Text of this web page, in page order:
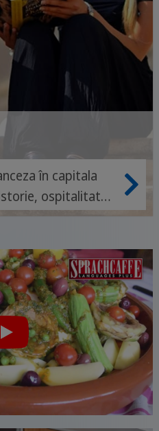
în capitala
ospitalitate